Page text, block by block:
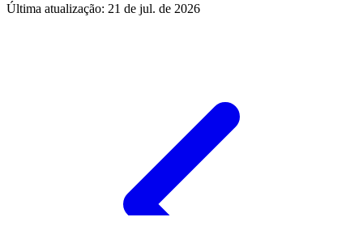
Última atualização: 21 de jul. de 2026